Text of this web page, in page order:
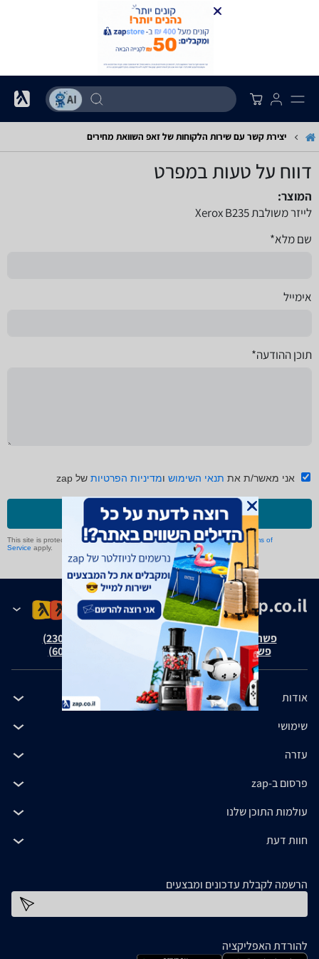
יצירת קשר עם שירות הלקוחות של זאפ השוואת מחירים
דווח על טעות במפרט
המוצר:
לייזר משולבת Xerox B235
שם מלא*
אימייל
תוכן ההודעה*
אני מאשר/ת את תנאי השימוש ומדיניות הפרטיות של zap
שליחה
This site is protected by reCAPTCHA and the GooglePrivacy Policyand Terms of
Service apply.
פשרה בת"צ אבנצ'יק נ' זאפ גרופ (ת"צ 23008-08-20)
פשרה בת"צ כהנים נ' זאפ גרופ (ת"צ 60371-12-19)
אודות
שימושי
עזרה
פרסום ב-zap
עולמות התוכן שלנו
חוות דעת
הרשמה לקבלת עדכונים ומבצעים
להורדת האפליקציה